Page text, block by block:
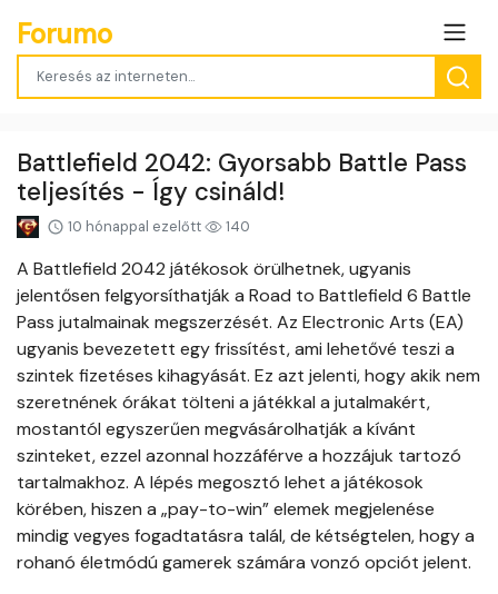
Forumo
Battlefield 2042: Gyorsabb Battle Pass
teljesítés - Így csináld!
10 hónappal ezelőtt 140
A Battlefield 2042 játékosok örülhetnek, ugyanis
jelentősen felgyorsíthatják a Road to Battlefield 6 Battle
Pass jutalmainak megszerzését. Az Electronic Arts (EA)
ugyanis bevezetett egy frissítést, ami lehetővé teszi a
szintek fizetéses kihagyását. Ez azt jelenti, hogy akik nem
szeretnének órákat tölteni a játékkal a jutalmakért,
mostantól egyszerűen megvásárolhatják a kívánt
szinteket, ezzel azonnal hozzáférve a hozzájuk tartozó
tartalmakhoz. A lépés megosztó lehet a játékosok
körében, hiszen a „pay-to-win” elemek megjelenése
mindig vegyes fogadtatásra talál, de kétségtelen, hogy a
rohanó életmódú gamerek számára vonzó opciót jelent.